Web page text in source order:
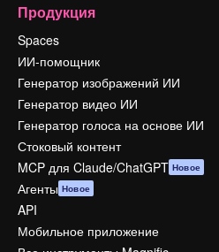
Продукция
Spaces
ИИ-помощник
Генератор изображений ИИ
Генератор видео ИИ
Генератор голоса на основе ИИ
Стоковый контент
MCP для Claude/ChatGPT Новое
Агенты Новое
API
Мобильное приложение